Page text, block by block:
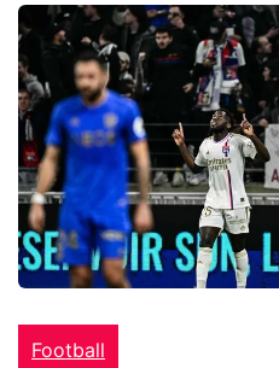
Football